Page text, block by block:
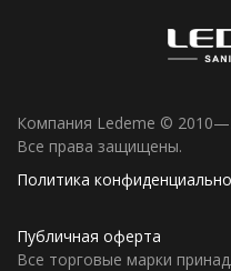
Компания Ledeme ©
Все права защищены.
Политика
Публичная оферта
Все торговые марки